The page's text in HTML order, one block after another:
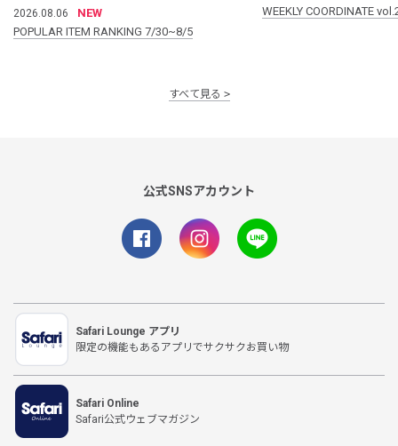
2026.08.06
NEW
POPULAR ITEM RANKING 7/30~8/5
WEEKLY COORDINATE
すべて見る
公式SNSアカウント
Safari Lounge アプリ
限定の機能もあるアプリでサクサクお買い物
Safari Online
Safari公式ウェブマガジン